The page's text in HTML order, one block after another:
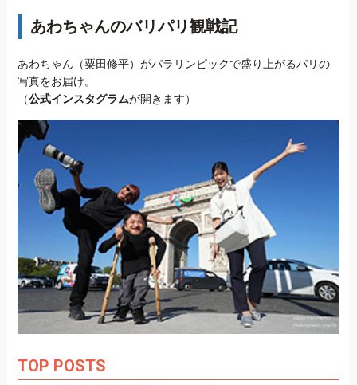
あわちゃんのバリパリ観戦記
あわちゃん（粟田修平）がパラリンピックで盛り上がるパリの
写真をお届け。
（公式インスタグラムが開きます）
TOP POSTS